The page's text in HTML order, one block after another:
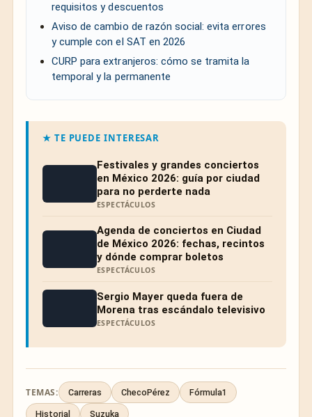
requisitos y descuentos
Aviso de cambio de razón social: evita errores
y cumple con el SAT en 2026
CURP para extranjeros: cómo se tramita la
temporal y la permanente
★ TE PUEDE INTERESAR
Festivales y grandes conciertos
en México 2026: guía por ciudad
para no perderte nada
ESPECTÁCULOS
Agenda de conciertos en Ciudad
de México 2026: fechas, recintos
y dónde comprar boletos
ESPECTÁCULOS
Sergio Mayer queda fuera de
Morena tras escándalo televisivo
ESPECTÁCULOS
TEMAS: Carreras ChecoPérez Fórmula1
Historial Suzuka